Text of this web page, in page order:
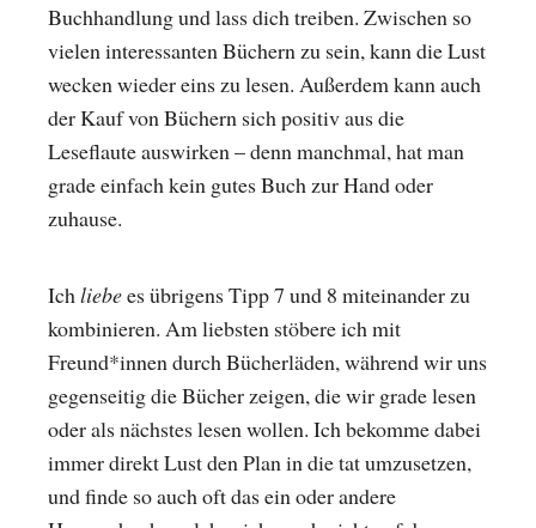
Buchhandlung und lass dich treiben. Zwischen so
vielen interessanten Büchern zu sein, kann die Lust
wecken wieder eins zu lesen. Außerdem kann auch
der Kauf von Büchern sich positiv aus die
Leseflaute auswirken – denn manchmal, hat man
grade einfach kein gutes Buch zur Hand oder
zuhause.
Ichliebees übrigens Tipp 7 und 8 miteinander zu
kombinieren. Am liebsten stöbere ich mit
Freund*innen durch Bücherläden, während wir uns
gegenseitig die Bücher zeigen, die wir grade lesen
oder als nächstes lesen wollen. Ich bekomme dabei
immer direkt Lust den Plan in die tat umzusetzen,
und finde so auch oft das ein oder andere